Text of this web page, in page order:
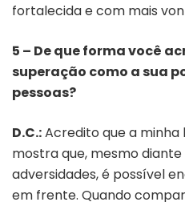
fortalecida e com mais
5 – De que forma você
superação como a sua
pessoas?
D.C.:Acredito que a minha
mostra que, mesmo
adversidades, é possível
em frente. Quando